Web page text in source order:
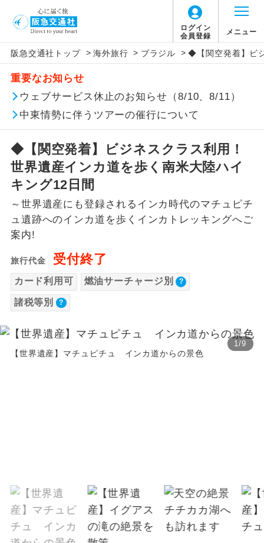
ログイン
会員登録
メニュー
阪急交通社トップ > 海外旅行 > ブラジル > ◆【関空発着】ビ
重要なお知らせ
ウェブサービス休止のお知らせ（8/10、8/11）
中東情勢に伴うツアーの催行について
◆【関空発着】ビジネスクラス利用！
世界遺産インカ道を歩く南米大陸ハイ
キング12日間
～世界遺産にも登録されるインカ時代のマチュピチ
ュ遺跡へのインカ道を歩くインカトレッキングへご
案内!
旅行代金 受付終了
カード利用可 燃油サーチャージ別
諸税等別
1/9
【世界遺産】マチュピチュ インカ道からの景色
旅行代金に燃油サーチャージは含まれており
ません。別途お支払いが必要となります。
目安：157,600円（2026/08/06現在）
※上記の燃油サーチャージは変更になる場合
があります。
旅行代金に、以下の料金は含まれておりませ
ん。別途お支払が必要となります。
【日本国内空港施設使用料】
関空(第1ﾀｰﾐﾅﾙ)
大人（12歳以上）3,310円、子供（2歳以上12
歳未満）1,660円
【旅客保安サービス料】
関空(第1ﾀｰﾐﾅﾙ)
大人（12歳以上）320円、子供（2歳以上12
【海外空港諸税等】
旅行代金に各国空港の旅客サービス施設使用
料と空港税等は含まれておりません。別途お
支払いが必要となります。料金確定後、お知
このツアーは以下の出発地から追加代金でご参
加いただけます。
※リクエスト受付の場合、ご手配の可否は後日回答さ
せていただきます。
追加代金にて各地発着ありとは
当ツアーは日程表に記載の出発空港だけで
なく、各地より下記追加代金にて飛行機や
鉄道などを利用しご参加いただけます。
ご同行者様が異なる発着地をご希望の場合
アイコン 説明
添乗員同行
往路出発空港（駅）から復路到着空港
（駅）まで同行します。
現地到着後、現地係員が同行しお世話い
たします。
バスガイド乗
務
バスガイドが乗務し、車内での観光案内
新コース 初登場のコースです。
然遺産を訪ねるコースです。
温泉 温泉地にも宿泊するコースです。
大浴場 ご宿泊ホテルに大浴場が付いています。
をじっくり聞くことができます。
1名様催行
1名様から出発可能な個人型プランで
す。